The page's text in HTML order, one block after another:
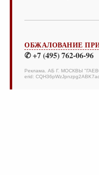
ОБЖАЛОВАНИЕ
✆ +7 (495) 762-06-96
Реклама. АБ Г. МОСКВЫ
erid: